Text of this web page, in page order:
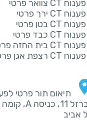
פענוח CT צוואר פרטי
פענוח CT ירך פרטי
פענוח CT בטן פרטי
פענוח CT כבד פרטי
פענוח CT בית החזה פרטי
פענוח CT רצפת אגן פרטי
אביב